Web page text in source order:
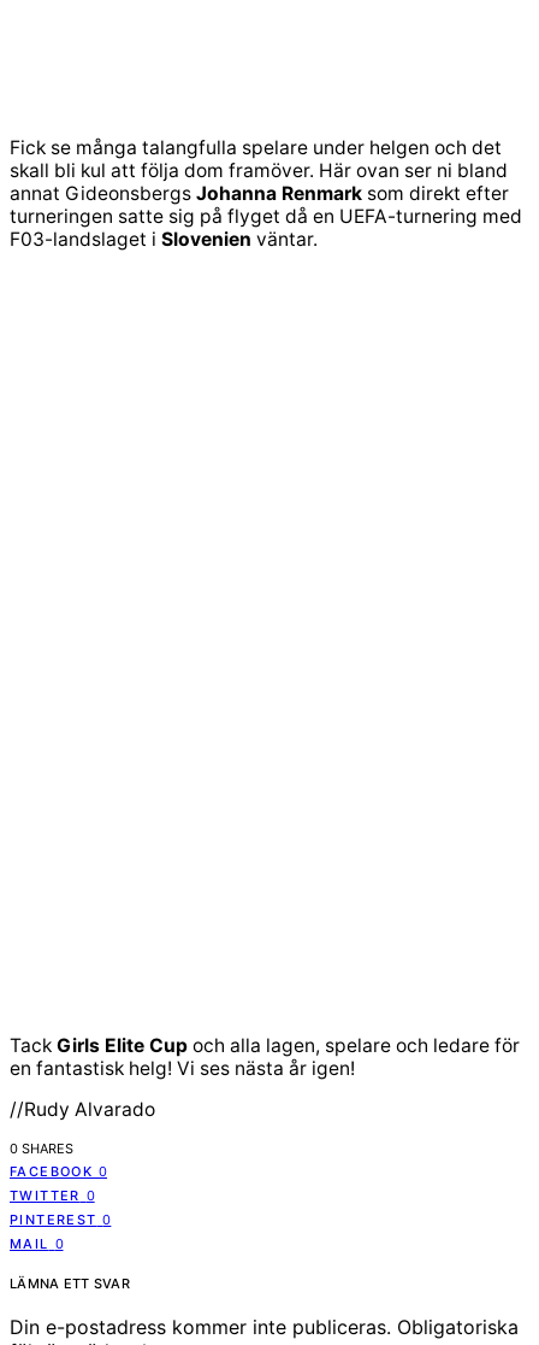
Fick se många talangfulla spelare under helgen och det
skall bli kul att följa dom framöver. Här ovan ser ni bland
annat Gideonsbergs Johanna Renmark som direkt efter
turneringen satte sig på flyget då en UEFA-turnering med
F03-landslaget i Slovenien väntar.
Tack Girls Elite Cup och alla lagen, spelare och ledare för
en fantastisk helg! Vi ses nästa år igen!
//Rudy Alvarado
0 SHARES
FACEBOOK 0
TWITTER 0
PINTEREST 0
MAIL
0
LÄMNA ETT SVAR
Din e-postadress kommer inte publiceras. Obligatoriska